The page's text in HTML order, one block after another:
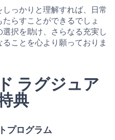
っかりと理解すれば、日常
らすことができるでしょ
択を助け、さらなる充実し
ことを心より願っておりま
ラグジュア
典
プログラム